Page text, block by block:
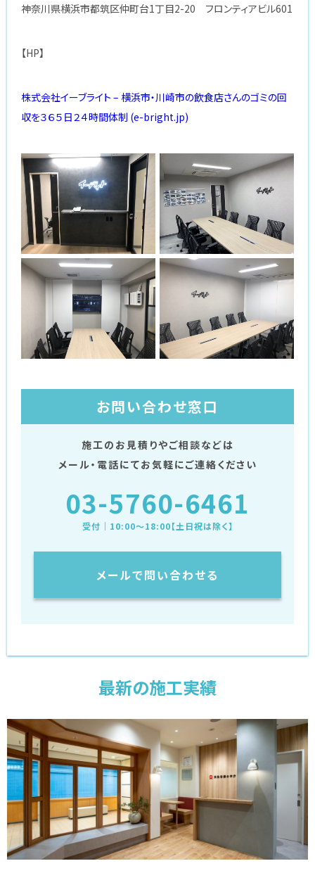
神奈川県横浜市都筑区仲町台1丁目2-20 フロンティアビル601
【HP】
株式会社イーブライト – 横浜市・川崎市の飲食店さんのゴミの回
収を３６５日２４時間体制 (e-bright.jp)
お問い合わせ窓口
施工のお見積りやご相談などは
メール・電話にてお気軽にご連絡ください
03-5760-6461
受付｜10:00〜18:00【土日祝は除く】
メールで問い合わせる
最新の施工実績